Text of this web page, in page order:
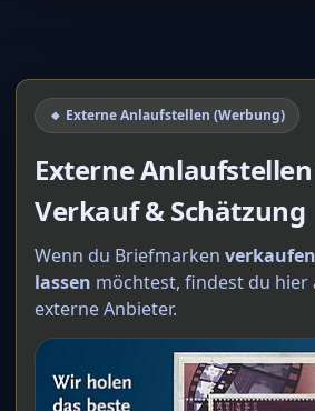
🔸 Externe Anlaufstellen (Werbung)
Externe
Verkauf & Schätzung
Wenn du Briefmarken
lassen möchtest, findest du hier
externe Anbieter.